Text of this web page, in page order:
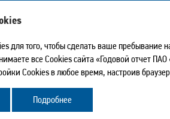
менеджмента
и действуют различные системы
для того, чтобы сделать ваше
все Cookies сайта «Годовой отчет
Cookies в любое время, настроив
Подробнее